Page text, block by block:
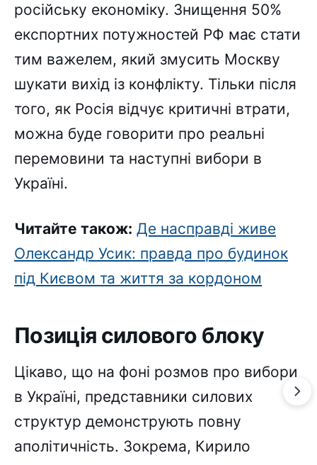
російську економіку. Знищення 50%
експортних потужностей РФ має стати
тим важелем, який змусить Москву
шукати вихід із конфлікту. Тільки після
того, як Росія відчує критичні втрати,
можна буде говорити про реальні
перемовини та наступні вибори в
Україні.
Читайте також: Де насправді живе
Олександр Усик: правда про будинок
під Києвом та життя за кордоном
Позиція силового блоку
Цікаво, що на фоні розмов про вибори
в Україні, представники силових
структур демонструють повну
аполітичність. Зокрема, Кирило